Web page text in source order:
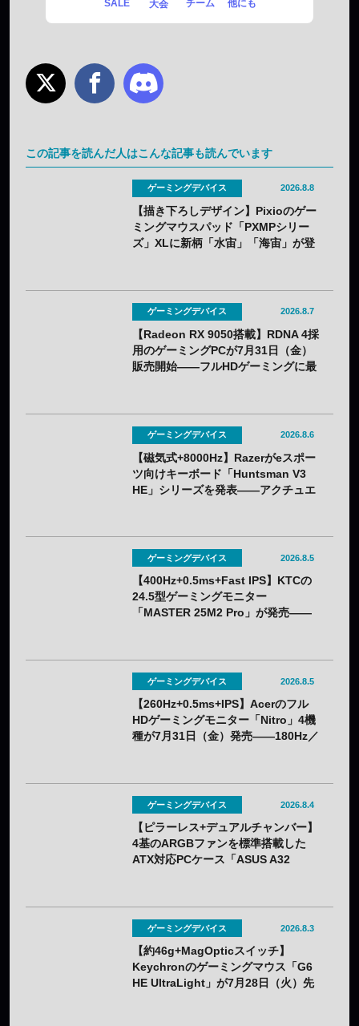
SALE 大会 チーム 他にも
この記事を読んだ人はこんな記事も読んでいます
ゲーミングデバイス 2026.8.8
【描き下ろしデザイン】Pixioのゲー
ミングマウスパッド「PXMPシリー
ズ」XLに新柄「水宙」「海宙」が登
ゲーミングデバイス 2026.8.7
【Radeon RX 9050搭載】RDNA 4採
用のゲーミングPCが7月31日（金）
販売開始——フルHDゲーミングに最
ゲーミングデバイス 2026.8.6
【磁気式+8000Hz】Razerがeスポー
ツ向けキーボード「Huntsman V3
HE」シリーズを発表——アクチュエ
ゲーミングデバイス 2026.8.5
【400Hz+0.5ms+Fast IPS】KTCの
24.5型ゲーミングモニター
「MASTER 25M2 Pro」が発売——
ゲーミングデバイス 2026.8.5
【260Hz+0.5ms+IPS】Acerのフル
HDゲーミングモニター「Nitro」4機
種が7月31日（金）発売——180Hz／
ゲーミングデバイス 2026.8.4
【ピラーレス+デュアルチャンバー】
4基のARGBファンを標準搭載した
ATX対応PCケース「ASUS A32
ゲーミングデバイス 2026.8.3
【約46g+MagOpticスイッチ】
Keychronのゲーミングマウス「G6
HE UltraLight」が7月28日（火）先